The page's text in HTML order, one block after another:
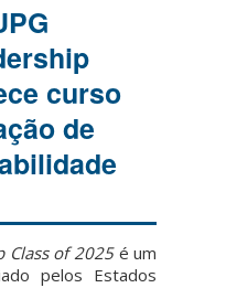
curso
de
Class of 2025é um
pelos Estados